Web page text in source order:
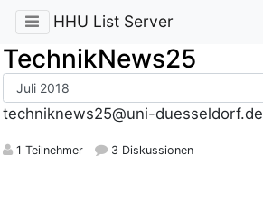
HHU List Server
TechnikNews25
techniknews25@uni-duesseldorf.de
1 Teilnehmer 3 Diskussionen